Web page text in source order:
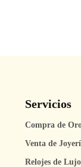
Servicios
Compra de
Venta de
Relojes de Lujo